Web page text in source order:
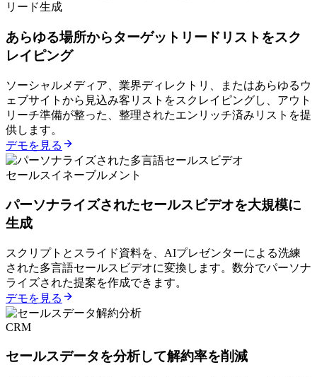
リード生成
あらゆる場所からターゲットリードリストをスク
レイピング
ソーシャルメディア、業界ディレクトリ、またはあらゆるウ
ェブサイトから見込み客リストをスクレイピングし、アウト
リーチ準備が整った、整理されたエンリッチ済みリストを提
供します。
デモを見る
セールスイネーブルメント
パーソナライズされたセールスビデオを大規模に
生成
スクリプトとスライド資料を、AIプレゼンターによる洗練
された多言語セールスビデオに変換します。数分でパーソナ
ライズされた提案を作成できます。
デモを見る
CRM
セールスデータを分析して解約率を削減